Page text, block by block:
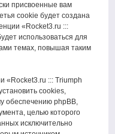
присвоенные вам
cookie будет создана
«Rocket3.ru :::
использоваться для
темах, повышая таким
«Rocket3.ru ::: Triumph
cookies,
обеспечению phpBB,
целью которого
исключительно